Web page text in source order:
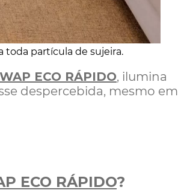
toda partícula de sujeira.
ECO RÁPIDO, ilumina
despercebida, mesmo em
ECO RÁPIDO?